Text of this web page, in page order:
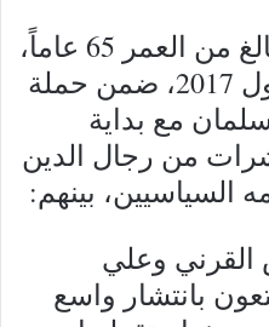
وكان عوض القرني البالغ من العمر 65 عاماً،
اعتقل في سبتمبر/ أيلول 2017، ضمن حملة
مع بداية
من رجال الدين
السياسيين، بينهم:
وعلي
بانتشار واسع